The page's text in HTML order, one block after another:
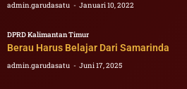
admin.garudasatu Januari 10, 2022
DPRD Kalimantan Timur
Berau Harus Belajar Dari Samarinda
admin.garudasatu Juni 17, 2025